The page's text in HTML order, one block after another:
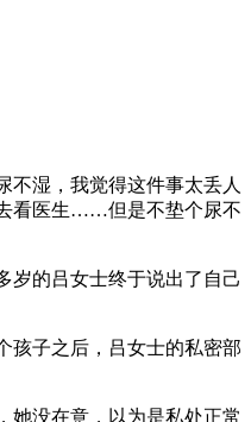
不湿，我觉得这件事太丢人
看医生……但是不垫个尿不
岁的吕女士终于说出了自己
孩子之后，吕女士的私密部
她没在意，以为是私处正常